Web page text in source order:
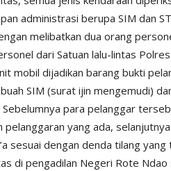
administrasi berupa SIM dan
melibatkan dua orang
dari Satuan lalu-lintas
mobil dijadikan barang bukti
SIM (surat ijin mengemudi)
para pelanggar
pelanggaran yang ada,
sesuai dengan denda tilang
di pengadilan Negeri Rote